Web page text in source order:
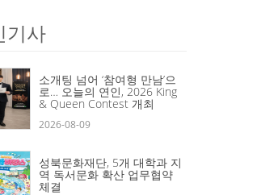
기사
소개팅 넘어 ‘참여형 만남’으
로… 오늘의 연인, 2026 King
& Queen Contest 개최
2026-08-09
성북문화재단, 5개 대학과 지
역 독서문화 확산 업무협약
체결